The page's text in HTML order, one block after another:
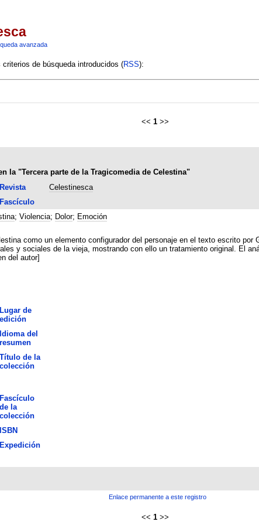
avanzada
de búsqueda introducidos (RSS):
<< 1 >>
la "Tercera parte de la Tragicomedia de Celestina"
Revista Celestinesca
Fascículo
; Violencia; Dolor; Emoción
como un elemento configurador del personaje en el texto escrito por Gómez
y sociales de la vieja, mostrando con ello un tratamiento original. El
del autor]
Lugar de
edición
Idioma del
resumen
Título de la
colección
Fascículo
de la
colección
ISBN
Expedición
Enlace permanente a este registro
<< 1 >>